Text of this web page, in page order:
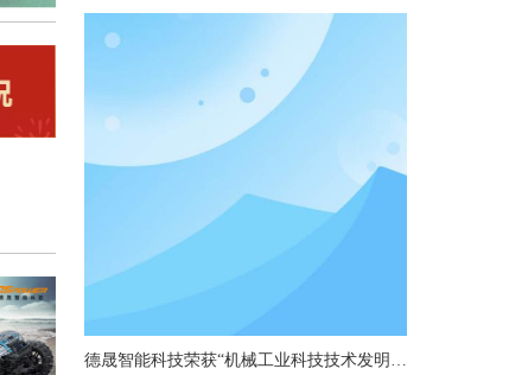
德晟智能科技荣获“机械工业科技技术发明一等奖”，以硬核技术引领机器人关节创新